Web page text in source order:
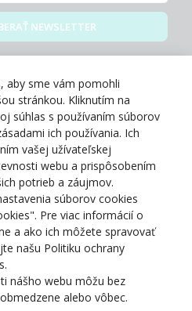
NEWSLETTER
aby sme vám pomohli
stránkou. Kliknutím na
súhlas s používaním súborov
ich používania. Ich
vašej užívateľskej
webu a prispôsobením
potrieb a záujmov.
súborov cookies
Pre viac informácií o
a ako ich môžete spravovať
našu Politiku ochrany
nášho webu môžu bez
alebo vôbec.